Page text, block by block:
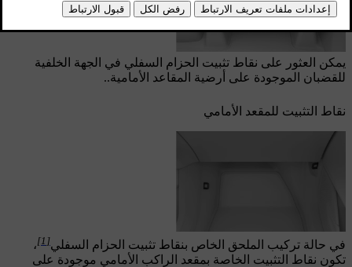
يمكن العثور على نقاط تثبيت الحزام السفلي في الجهة الخلفية
للقضبان الموجودة على أرضية المقاعد الأمامية..
نقاط التثبيت للمقعد الأمامي
في حالة تركيب الملحق الخاص بنقاط تثبيت الحزام السفلي[1]
،
تكون نقاط التثبيت الخاصة بمقعد الراكب الأمامي موجودة على